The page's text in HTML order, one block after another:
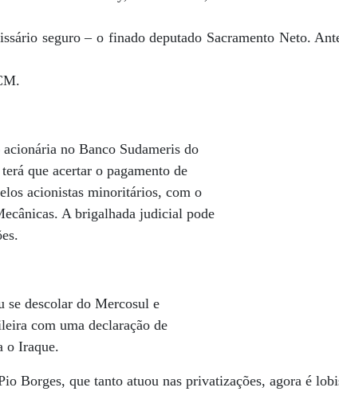
seguro – o finado deputado Sacramento Neto.
no Banco Sudameris do
que acertar o pagamento de
acionistas minoritários, com o
A brigalhada judicial pode
se descolar do Mercosul e
com uma declaração de
o Iraque.
Borges, que tanto atuou nas privatizações, agora é